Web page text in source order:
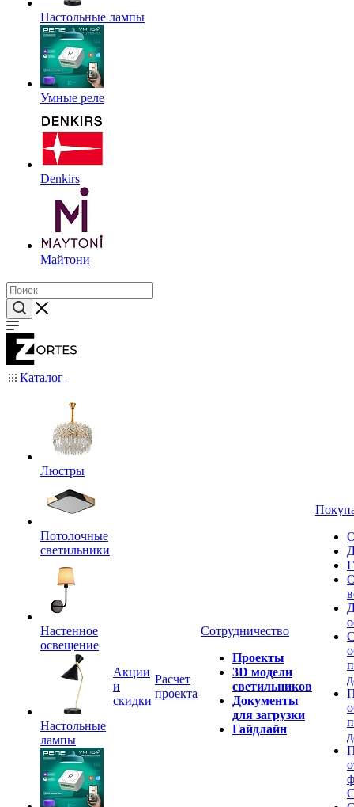
Настольные лампы
Умные реле
Denkirs
Майтони
Каталог
Люстры
Потолочные
светильники
Настенное
освещение
Настольные
лампы
Акции
и
скидки
Расчет
проекта
Сотрудничество
Проекты
3D модели
светильников
Документы
для загрузки
Гайдлайн